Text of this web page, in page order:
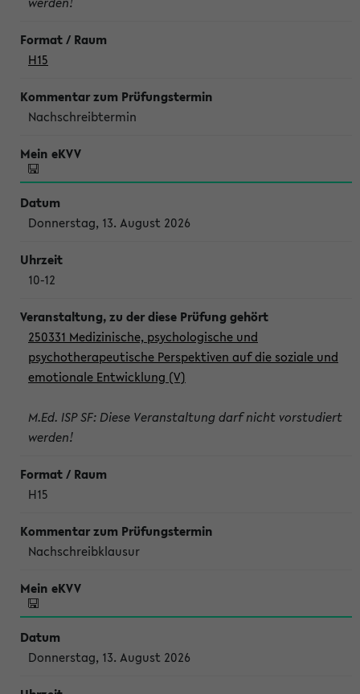
H15
Nachschreibtermin
Donnerstag, 13. August 2026
10-12
250331 Medizinische, psychologische und
psychotherapeutische Perspektiven auf die soziale und
emotionale Entwicklung (V)
M.Ed. ISP SF: Diese Veranstaltung darf nicht vorstudiert
werden!
H15
Nachschreibklausur
Donnerstag, 13. August 2026